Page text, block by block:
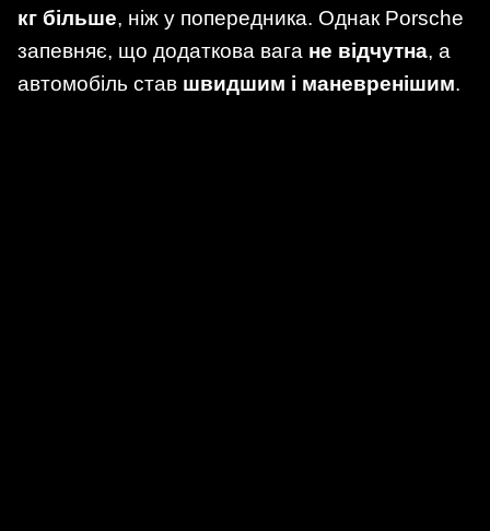
кг більше, ніж у попередника. Однак Porsche
запевняє, що додаткова вага не відчутна, а
автомобіль став швидшим і маневренішим.